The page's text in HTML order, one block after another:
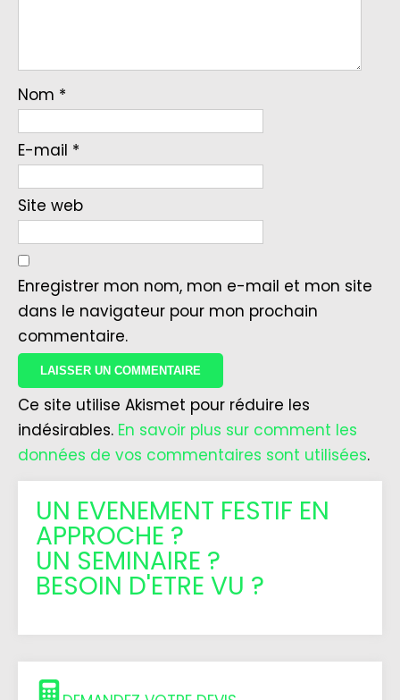
Nom *
E-mail *
Site web
Enregistrer mon nom, mon e-mail et mon site
dans le navigateur pour mon prochain
commentaire.
Ce site utilise Akismet pour réduire les
indésirables. En savoir plus sur comment les
données de vos commentaires sont utilisées.
UN EVENEMENT FESTIF EN
APPROCHE ?
UN SEMINAIRE ?
BESOIN D'ETRE VU ?